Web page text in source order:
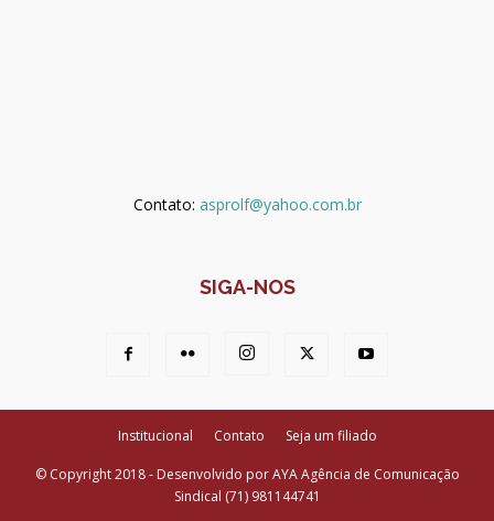
Contato: asprolf@yahoo.com.br
SIGA-NOS
Institucional Contato Seja um filiado
© Copyright 2018 - Desenvolvido por AYA Agência de Comunicação
Sindical (71) 981144741